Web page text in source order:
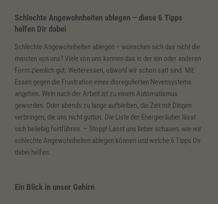
Akzeptieren
powered by
Schlechte Angewohnheiten ablegen – diese 6 Tipps
helfen Dir dabei
Schlechte Angewohnheiten ablegen – wünschen sich das nicht die
meisten von uns? Viele von uns kennen das in der ein oder anderen
Form ziemlich gut: Weiteressen, obwohl wir schon satt sind. Mit
Essen gegen die Frustration eines disregulierten Nevensystems
angehen. Wein nach der Arbeit ist zu einem Automatismus
geworden. Oder abends zu lange aufbleiben, die Zeit mit Dingen
verbringen, die uns nicht guttun. Die Liste der Energieräuber lässt
sich beliebig fortführen. – Stopp! Lasst uns lieber schauen, wie wir
schlechte Angewohnheiten ablegen können und welche 6 Tipps Dir
dabei helfen.
Ein Blick in unser Gehirn